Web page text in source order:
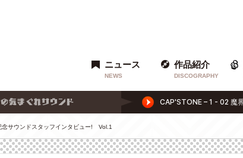
ニュース
NEWS
作品紹介
DISCOGRAPHY
念サウンドスタッフインタビュー! Vol.1